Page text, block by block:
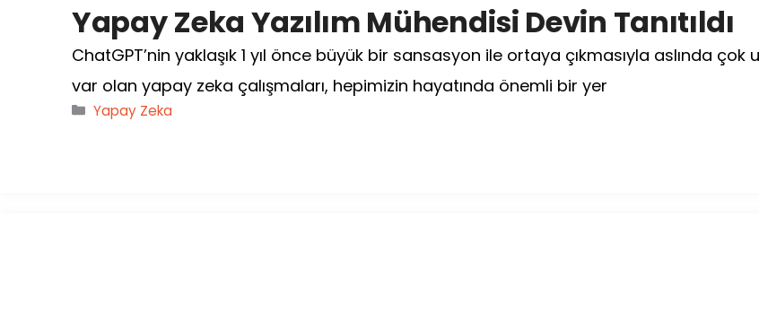
Yapay Zeka Yazılım Mühendisi Devin Tanıtıldı
ChatGPT’nin yaklaşık 1 yıl önce büyük bir sansasyon ile ortaya çıkmasıyla aslında çok
var olan yapay zeka çalışmaları, hepimizin hayatında önemli bir yer
Kategoriler
Yapay Zeka